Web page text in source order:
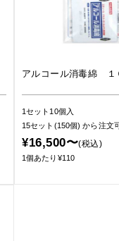
アルコール消毒綿 １
1セット10個入
15セット(150個)から注文
¥16,500〜(税込)
1個あたり¥110